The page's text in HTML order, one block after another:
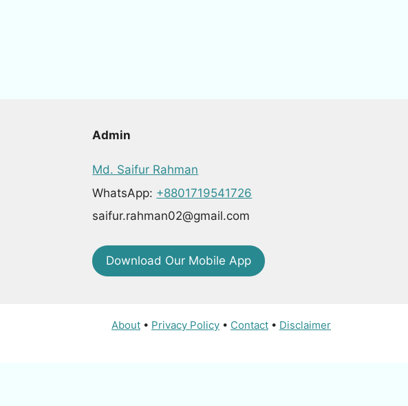
Admin
Md. Saifur Rahman
WhatsApp: +8801719541726
saifur.rahman02@gmail.com
Download Our Mobile App
About • Privacy Policy • Contact • Disclaimer